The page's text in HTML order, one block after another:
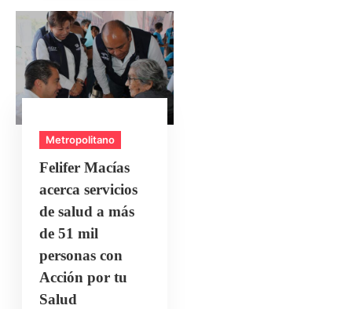
Metropolitano
Felifer Macías
acerca servicios
de salud a más
de 51 mil
personas con
Acción por tu
Salud